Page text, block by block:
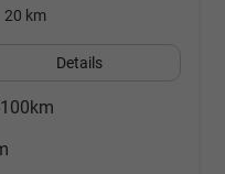
20 km
Details